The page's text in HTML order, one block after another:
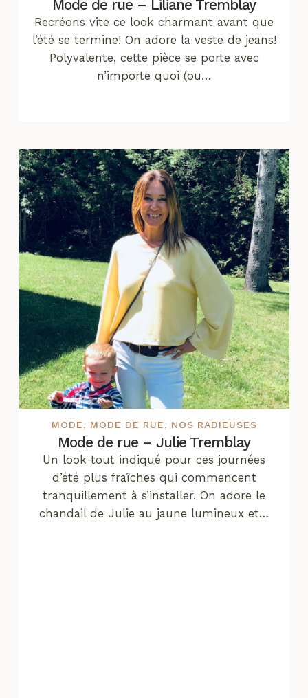
Mode de rue – Liliane Tremblay
Recréons vite ce look charmant avant que
l’été se termine! On adore la veste de jeans!
Polyvalente, cette pièce se porte avec
n’importe quoi (ou…
MODE, MODE DE RUE, NOS RADIEUSES
Mode de rue – Julie Tremblay
Un look tout indiqué pour ces journées
d’été plus fraîches qui commencent
tranquillement à s’installer. On adore le
chandail de Julie au jaune lumineux et…